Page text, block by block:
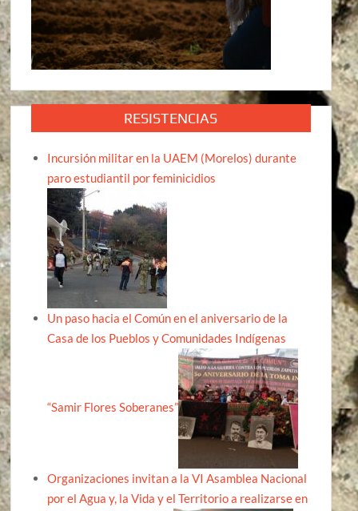
RESISTENCIAS
Incursión militar en la UAEM (Morelos) durante
paro estudiantil por feminicidios
Un paso hacia el Común en el aniversario de la
Casa de los Pueblos y Comunidades Indígenas
“Samir Flores Soberanes”
Organizaciones invitan a la VI Asamblea Nacional
por el Agua y, la Vida y el Territorio a realizarse en